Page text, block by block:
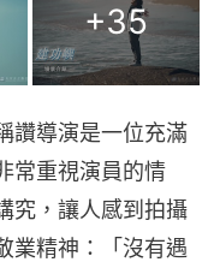
+35
讚導演是一位充滿
常重視演員的情
究，讓人感到拍攝
業精神：「沒有遇